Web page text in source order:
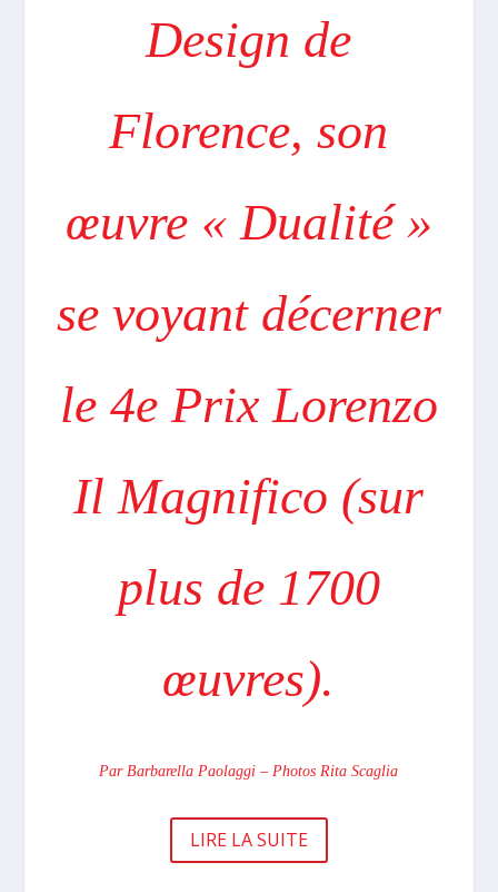
Design de
Florence, son
œuvre « Dualité »
se voyant décerner
le 4e Prix Lorenzo
Il Magnifico (sur
plus de 1700
œuvres).
Par Barbarella Paolaggi – Photos Rita Scaglia
LIRE LA SUITE